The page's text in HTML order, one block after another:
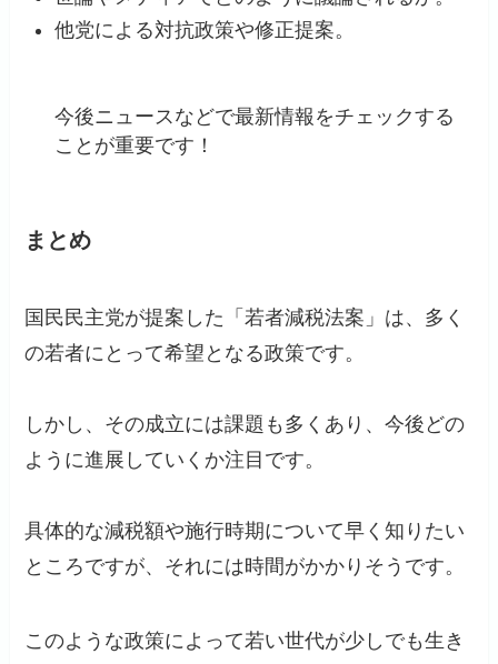
他党による対抗政策や修正提案。
今後ニュースなどで最新情報をチェックする
ことが重要です！
まとめ
国民民主党が提案した「若者減税法案」は、多く
の若者にとって希望となる政策です。
しかし、その成立には課題も多くあり、今後どの
ように進展していくか注目です。
具体的な減税額や施行時期について早く知りたい
ところですが、それには時間がかかりそうです。
このような政策によって若い世代が少しでも生き